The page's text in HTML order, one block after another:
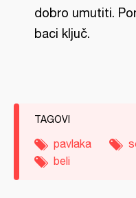
dobro umutiti.
baci ključ.
TAGOVI
pavlaka
beli